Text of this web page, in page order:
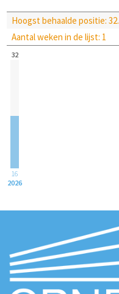
Hoogst behaalde positie: 32.
Aantal weken in de lijst: 1
32
16
2026